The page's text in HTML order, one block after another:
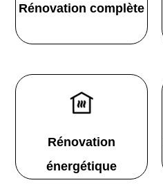
Rénovation complète
Rénovation
énergétique